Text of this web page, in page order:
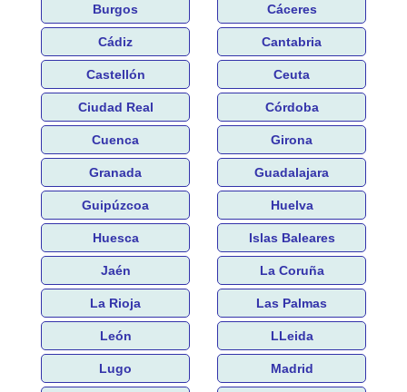
Burgos Cáceres
Cádiz Cantabria
Castellón Ceuta
Ciudad Real Córdoba
Cuenca Girona
Granada Guadalajara
Guipúzcoa Huelva
Huesca Islas Baleares
Jaén La Coruña
La Rioja Las Palmas
León LLeida
Lugo Madrid